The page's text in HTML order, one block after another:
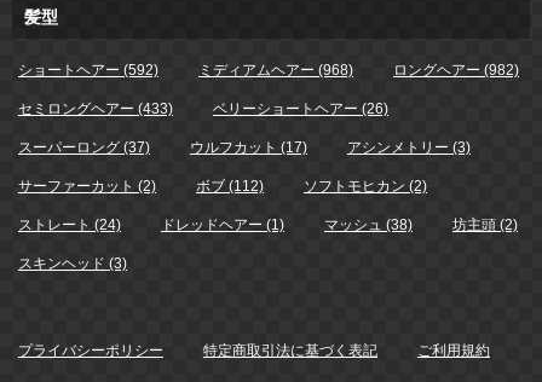
髪型
ショートヘアー (592) ミディアムヘアー (968) ロングヘアー (982)
セミロングヘアー (433) ベリーショートヘアー (26)
スーパーロング (37) ウルフカット (17) アシンメトリー (3)
サーファーカット (2) ボブ (112) ソフトモヒカン (2)
ストレート (24) ドレッドヘアー (1) マッシュ (38) 坊主頭 (2)
スキンヘッド (3)
プライバシーポリシー 特定商取引法に基づく表記 ご利用規約